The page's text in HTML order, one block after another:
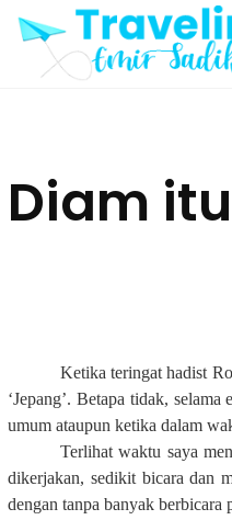
Skip
Diam
Ketika teringat hadist
‘Jepang’. Betapa tidak,
umum ataupun ketika dalam
Terlihat waktu saya
dikerjakan, sedikit bicara dan
dengan tanpa banyak berbicara